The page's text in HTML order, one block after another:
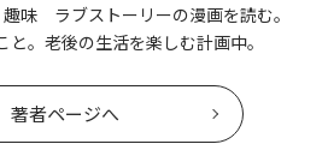
味 ラブストーリーの漫画を読む。
。老後の生活を楽しむ計画中。
著者ページへ